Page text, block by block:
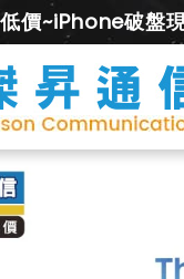
價~iPhone破盤